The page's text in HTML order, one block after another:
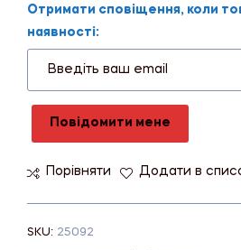
Отримати сповіщення, коли
наявності:
Повідомити мене
Порівняти Додати в
SKU: 25092